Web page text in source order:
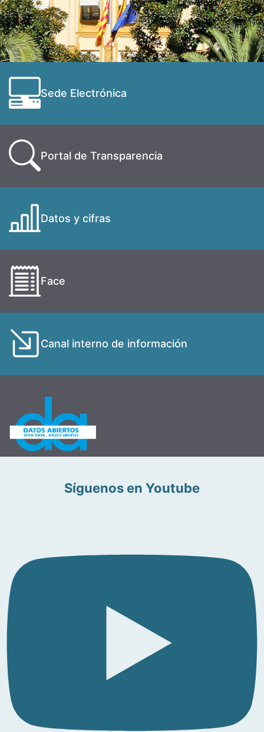
Sede Electrónica
Portal de Transparencia
Datos y cifras
Face
Canal interno de información
Síguenos en Youtube